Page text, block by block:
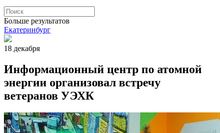
Больше результатов
Екатеринбург
18 декабря
Информационный центр по атомной
энергии организовал встречу
ветеранов УЭХК